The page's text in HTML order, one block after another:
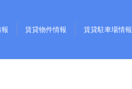
賃貸物件情報 賃貸駐車場情報